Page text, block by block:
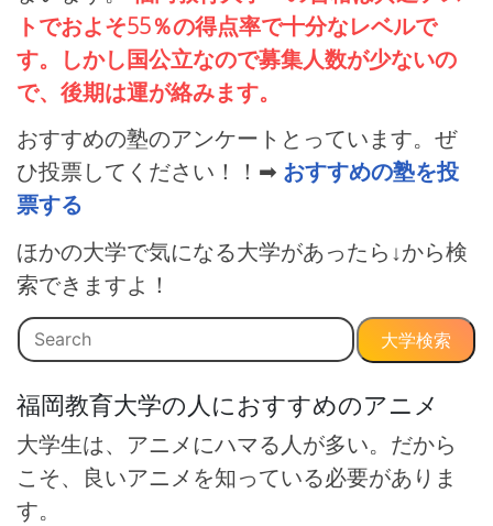
トでおよそ55％の得点率で十分なレベルで
す。しかし国公立なので募集人数が少ないの
で、後期は運が絡みます。
おすすめの塾のアンケートとっています。ぜ
ひ投票してください！！➡ おすすめの塾を投
票する
ほかの大学で気になる大学があったら↓から検
索できますよ！
大学検索
福岡教育大学の人におすすめのアニメ
大学生は、アニメにハマる人が多い。だから
こそ、良いアニメを知っている必要がありま
す。